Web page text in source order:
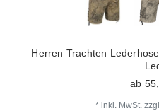
Herren Trachten
ab
* inkl. MwSt.